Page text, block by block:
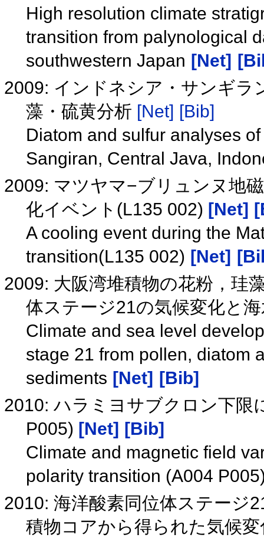
High resolution climate
transition from palynological
southwestern Japan [Net]
2009: インドネシア・サンギラ
藻・硫黄分析 [Net] [Bib]
Diatom and sulfur analyses
Sangiran, Central Java,
2009: マツヤマ−ブリュンヌ地
化イベント(L135 002) [Net]
A cooling event during the
transition(L135 002) [Net]
2009: 大阪湾堆積物の花粉，珪
体ステージ21の気候変化と
Climate and sea level
stage 21 from pollen, diatom
sediments [Net] [Bib]
2010: ハラミヨサブクロン下限
P005) [Net] [Bib]
Climate and magnetic field
polarity transition (A004
2010: 海洋酸素同位体ステージ
積物コアから得られた気候